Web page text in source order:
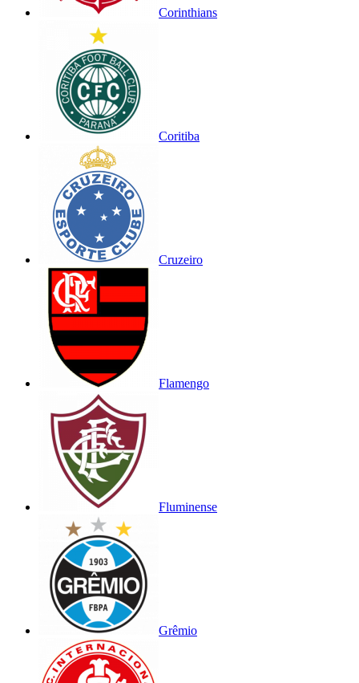
Corinthians
Coritiba
Cruzeiro
Flamengo
Fluminense
Grêmio